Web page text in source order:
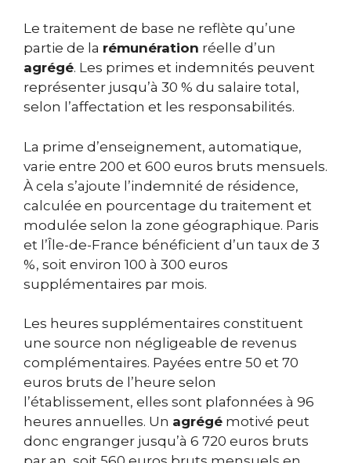
Le traitement de base ne reflète qu’une
partie de la rémunération réelle d’un
agrégé. Les primes et indemnités peuvent
représenter jusqu’à 30 % du salaire total,
selon l’affectation et les responsabilités.
La prime d’enseignement, automatique,
varie entre 200 et 600 euros bruts mensuels.
À cela s’ajoute l’indemnité de résidence,
calculée en pourcentage du traitement et
modulée selon la zone géographique. Paris
et l’Île-de-France bénéficient d’un taux de 3
%, soit environ 100 à 300 euros
supplémentaires par mois.
Les heures supplémentaires constituent
une source non négligeable de revenus
complémentaires. Payées entre 50 et 70
euros bruts de l’heure selon
l’établissement, elles sont plafonnées à 96
heures annuelles. Un agrégé motivé peut
donc engranger jusqu’à 6 720 euros bruts